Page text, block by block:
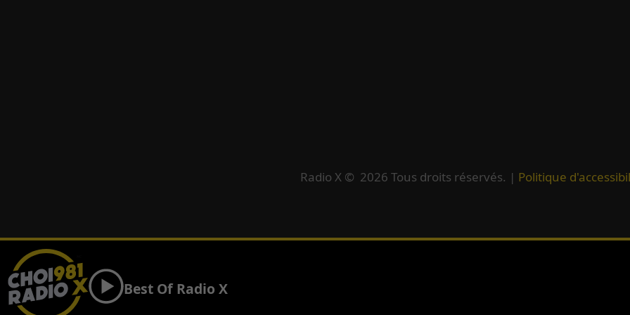
Radio X © 2026 Tous droits réservés. | Politique
Best Of Radio X